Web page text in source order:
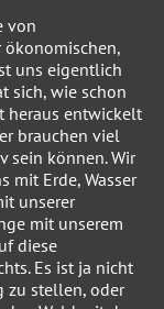
von
ökonomischen,
uns eigentlich
sich, wie schon
heraus entwickelt
brauchen viel
sein können. Wir
mit Erde, Wasser
unserer
mit unserem
diese
Es ist ja nicht
zu stellen, oder